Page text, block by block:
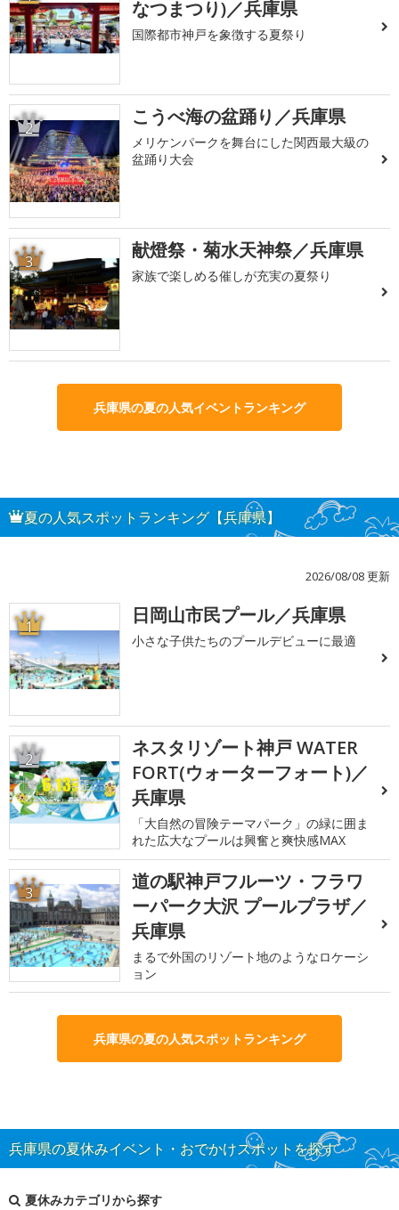
なつまつり)／兵庫県
国際都市神戸を象徴する夏祭り
2 こうべ海の盆踊り／兵庫県
メリケンパークを舞台にした関西最大級の
盆踊り大会
3 献燈祭・菊水天神祭／兵庫県
家族で楽しめる催しが充実の夏祭り
兵庫県の夏の人気イベントランキング
夏の人気スポットランキング【兵庫県】
2026/08/08 更新
1 日岡山市民プール／兵庫県
小さな子供たちのプールデビューに最適
2
ネスタリゾート神戸 WATER
FORT(ウォーターフォート)／
兵庫県
「大自然の冒険テーマパーク」の緑に囲ま
れた広大なプールは興奮と爽快感MAX
3
道の駅神戸フルーツ・フラワ
ーパーク大沢 プールプラザ／
兵庫県
まるで外国のリゾート地のようなロケーシ
ョン
兵庫県の夏の人気スポットランキング
兵庫県の夏休みイベント・おでかけスポットを探す
夏休みカテゴリから探す